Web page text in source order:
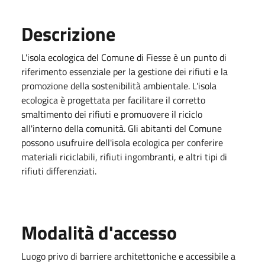
Descrizione
L'isola ecologica del Comune di Fiesse è un punto di
riferimento essenziale per la gestione dei rifiuti e la
promozione della sostenibilità ambientale. L'isola
ecologica è progettata per facilitare il corretto
smaltimento dei rifiuti e promuovere il riciclo
all'interno della comunità. Gli abitanti del Comune
possono usufruire dell'isola ecologica per conferire
materiali riciclabili, rifiuti ingombranti, e altri tipi di
rifiuti differenziati.
Modalità d'accesso
Luogo privo di barriere architettoniche e accessibile a